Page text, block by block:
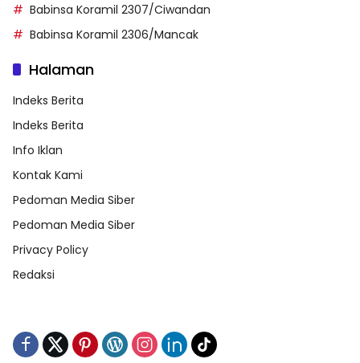
Babinsa Koramil 2307/Ciwandan
Babinsa Koramil 2306/Mancak
Halaman
Indeks Berita
Indeks Berita
Info Iklan
Kontak Kami
Pedoman Media Siber
Pedoman Media Siber
Privacy Policy
Redaksi